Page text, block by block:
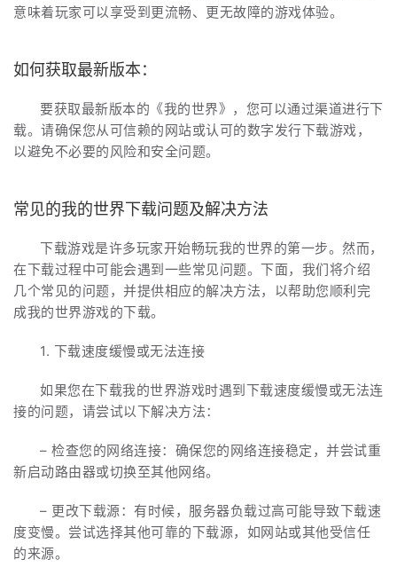
意味着玩家可以享受到更流畅、更无故障的游戏体验。
如何获取最新版本：
要获取最新版本的《我的世界》，您可以通过渠道进行下
载。请确保您从可信赖的网站或认可的数字发行下载游戏，
以避免不必要的风险和安全问题。
常见的我的世界下载问题及解决方法
下载游戏是许多玩家开始畅玩我的世界的第一步。然而，
在下载过程中可能会遇到一些常见问题。下面，我们将介绍
几个常见的问题，并提供相应的解决方法，以帮助您顺利完
成我的世界游戏的下载。
1. 下载速度缓慢或无法连接
如果您在下载我的世界游戏时遇到下载速度缓慢或无法连
接的问题，请尝试以下解决方法：
– 检查您的网络连接：确保您的网络连接稳定，并尝试重
新启动路由器或切换至其他网络。
– 更改下载源：有时候，服务器负载过高可能导致下载速
度变慢。尝试选择其他可靠的下载源，如网站或其他受信任
的来源。